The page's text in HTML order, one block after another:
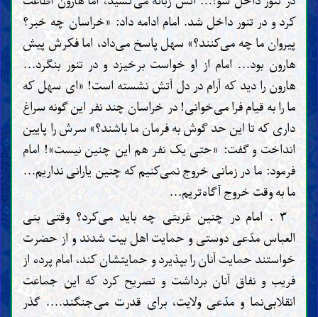
کرد و در تنور داخل شد. امام ادامه داد: «خراسان چه خبر؟
پیروان ما چه می‌کنند؟» سهل پاسخ می‌داد، اما فکرش پیش
هارون بود... امام از او خواست برخیزد و در تنور بنگرد...
هارون را دید که آرام در دل آتش نشسته است! «ای سهل که
ما را به قیام فرا می‌خوانی! در خراسان چند نفر این گونه سراغ
داری که تا این حد گوش به فرمان ما باشند؟» سرش را پایین
انداخت و گفت: «حتی یک نفر هم این چنین نیست»! امام
فرمود: ما در زمانی خروج نمی‌کنیم که چنین یارانی نداریم...
ما به وقت خروج آگاه‌تریم...
۳ . امام در چنین غربتی چه باید می‌کرد؟ وقتی بنی
العباس مدّعی دوستی و حمایت اهل بیت شدند و از حضرت
خواستند حمایت آنان را بپذیرد و حمایتشان کند، امام پرده از
فریب و نفاق آنان برداشت و تصریح کرد که این جماعت
انقلابی‌نما و مدّعی ولایت، برای قدرت می‌جنگند.... گذر